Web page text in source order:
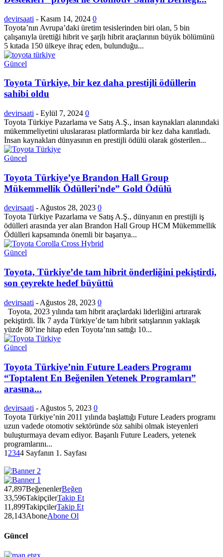
devirsaati - Kasım 14, 2024 0
Toyota’nın Avrupa’daki üretim tesislerinden biri olan, 5 bin
çalışanıyla ürettiği hibrit ve şarjlı hibrit araçlarının büyük bölümünü
5 kıtada 150 ülkeye ihraç eden, bulunduğu...
Güncel
Toyota Türkiye, bir kez daha prestijli ödüllerin
sahibi oldu
devirsaati - Eylül 7, 2024 0
Toyota Türkiye Pazarlama ve Satış A.Ş., insan kaynakları alanındaki
mükemmeliyetini uluslararası platformlarda bir kez daha kanıtladı.
İnsan kaynakları dünyasının en prestijli ödülü olarak gösterilen...
Güncel
Toyota Türkiye’ye Brandon Hall Group
Mükemmellik Ödülleri’nde” Gold Ödülü
devirsaati - Ağustos 28, 2023 0
Toyota Türkiye Pazarlama ve Satış A.Ş., dünyanın en prestijli iş
ödülleri arasında yer alan Brandon Hall Group HCM Mükemmellik
Ödülleri kapsamında önemli bir başarıya...
Güncel
Toyota, Türkiye’de tam hibrit önderliğini pekiştirdi,
son çeyrekte hedef büyüttü
devirsaati - Ağustos 28, 2023 0
Toyota, 2023 yılında tam hibrit araçlardaki liderliğini artırarak
pekiştirdi. İlk 7 ayda Türkiye’de tam hibrit satışlarının yaklaşık
yüzde 80’ine hitap eden Toyota’nın sattığı 10...
Güncel
Toyota Türkiye’nin Future Leaders Programı
“Toptalent En Beğenilen Yetenek Programları”
arasına...
devirsaati - Ağustos 5, 2023 0
Toyota Türkiye’nin 2011 yılında başlattığı Future Leaders programı
uzun vadede otomotiv sektöründe söz sahibi olmak isteyenleri
buluşturmaya devam ediyor. Başarılı Future Leaders, yetenek
programlarını...
1 2344 Sayfanın 1. Sayfası
47,897BeğenenlerBeğen
33,596TakipçilerTakip Et
11,899TakipçilerTakip Et
28,143AboneAbone Ol
Güncel